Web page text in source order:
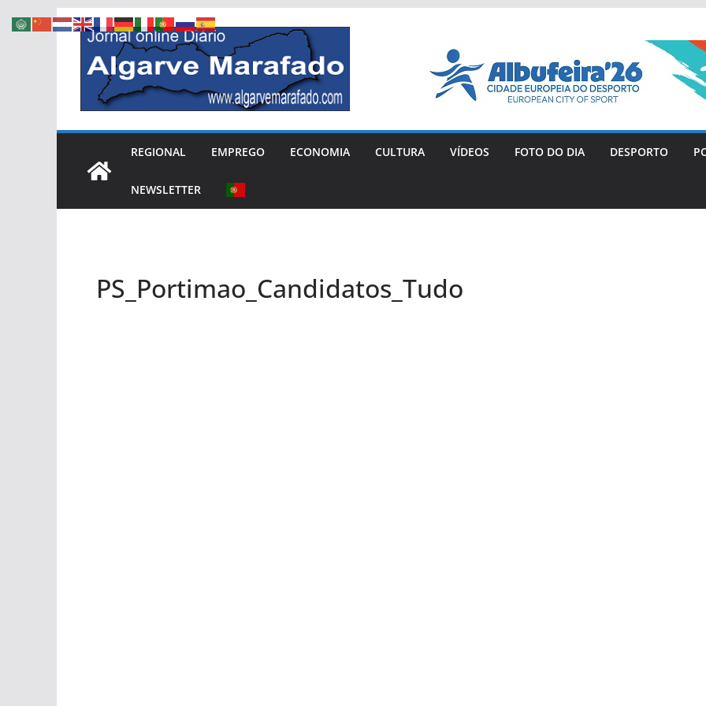
Skip
content
REGIONAL EMPREGO ECONOMIA CULTURA VÍDEOS FOTO DO DIA DESPORTO
NEWSLETTER
PS_Portimao_Candidatos_Tudo